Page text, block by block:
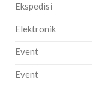
Ekspedisi
Elektronik
Event
Event